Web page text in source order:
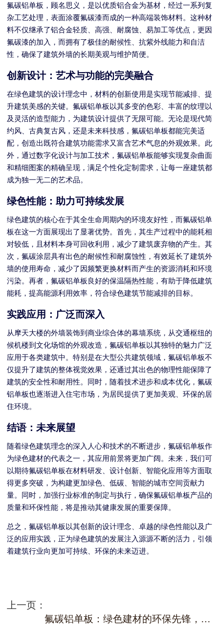
氟碳铝单板，顾名思义，是以优质铝合金为基材，经过一系列复
杂工艺处理，表面涂覆氟碳漆而成的一种高端装饰材料。这种材
料不仅继承了铝合金轻质、高强、耐腐蚀、易加工等优点，更因
氟碳漆的加入，而拥有了极佳的耐候性、抗紫外线能力和自洁
性，确保了建筑外墙的长期美观与维护简便。
创新设计：艺术与功能的完美融合
在绿色建筑的设计理念中，材料的创新使用是实现节能减排、提
升建筑美感的关键。氟碳铝单板以其多变的色彩、丰富的纹理以
及灵活的造型能力，为建筑设计提供了无限可能。无论是现代简
约风、古典复古风，还是未来科技感，氟碳铝单板都能完美适
配，创造出既符合建筑功能需求又富含艺术气息的外观效果。此
外，通过数字化设计与加工技术，氟碳铝单板能够实现复杂曲面
和精细图案的精确呈现，满足个性化定制需求，让每一座建筑都
成为独一无二的艺术品。
绿色性能：助力可持续发展
绿色建筑的核心在于其全生命周期内的环境友好性，而氟碳铝单
板在这一方面展现出了显著优势。首先，其生产过程中的能耗相
对较低，且材料本身可回收利用，减少了建筑废弃物的产生。其
次，氟碳涂层具有出色的耐候性和耐腐蚀性，有效延长了建筑外
墙的使用寿命，减少了因频繁更换材料而产生的资源消耗和环境
污染。再者，氟碳铝单板良好的保温隔热性能，有助于降低建筑
能耗，提高能源利用效率，符合绿色建筑节能减排的目标。
实践应用：广泛而深入
从摩天大楼的外墙装饰到商业综合体的幕墙系统，从交通枢纽的
候机楼到文化场馆的外观改造，氟碳铝单板以其独特的魅力广泛
应用于各类建筑中。特别是在大型公共建筑领域，氟碳铝单板不
仅提升了建筑的整体视觉效果，还通过其出色的物理性能保障了
建筑的安全性和耐用性。同时，随着技术进步和成本优化，氟碳
铝单板也逐渐进入住宅市场，为居民提供了更加美观、环保的居
住环境。
结语：未来展望
随着绿色建筑理念的深入人心和技术的不断进步，氟碳铝单板作
为绿色建材的代表之一，其应用前景将更加广阔。未来，我们可
以期待氟碳铝单板在材料研发、设计创新、智能化应用等方面取
得更多突破，为构建更加绿色、低碳、智能的城市空间贡献力
量。同时，加强行业标准的制定与执行，确保氟碳铝单板产品的
质量和环保性能，将是推动其健康发展的重要保障。
总之，氟碳铝单板以其创新的设计理念、卓越的绿色性能以及广
泛的应用实践，正为绿色建筑的发展注入源源不断的活力，引领
着建筑行业向更加可持续、环保的未来迈进。
上一页：
氟碳铝单板：绿色建材的环保先锋，守护蓝天白云